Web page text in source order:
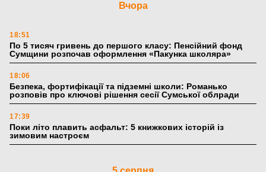
Вчора
18:51
По 5 тисяч гривень до першого класу: Пенсійний фонд
Сумщини розпочав оформлення «Пакунка школяра»
18:06
Безпека, фортифікації та підземні школи: Романько
розповів про ключові рішення сесії Сумської облради
17:39
Поки літо плавить асфальт: 5 книжкових історій із
зимовим настроєм